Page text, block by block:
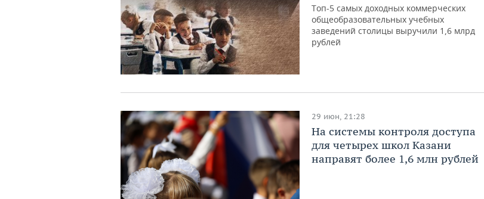
Топ-5 самых доходных коммерческих
общеобразовательных учебных
заведений столицы выручили 1,6 млрд
рублей
29 июн, 21:28
На системы контроля доступа
для четырех школ Казани
направят более 1,6 млн рублей